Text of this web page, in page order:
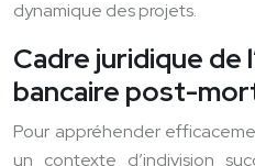
dynamique des projets.
Cadre juridique de
bancaire post-
Pour appréhender
un contexte d’indivision